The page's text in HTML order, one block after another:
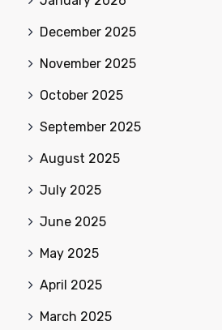
December 2025
November 2025
October 2025
September 2025
August 2025
July 2025
June 2025
May 2025
April 2025
March 2025